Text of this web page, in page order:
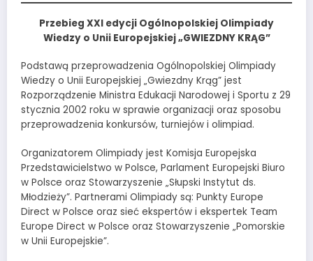
Przebieg XXI edycji Ogólnopolskiej Olimpiady
Wiedzy o Unii Europejskiej „GWIEZDNY KRĄG”
Podstawą przeprowadzenia Ogólnopolskiej Olimpiady
Wiedzy o Unii Europejskiej „Gwiezdny Krąg” jest
Rozporządzenie Ministra Edukacji Narodowej i Sportu z 29
stycznia 2002 roku w sprawie organizacji oraz sposobu
przeprowadzenia konkursów, turniejów i olimpiad.
Organizatorem Olimpiady jest Komisja Europejska
Przedstawicielstwo w Polsce, Parlament Europejski Biuro
w Polsce oraz Stowarzyszenie „Słupski Instytut ds.
Młodzieży”. Partnerami Olimpiady są: Punkty Europe
Direct w Polsce oraz sieć ekspertów i ekspertek Team
Europe Direct w Polsce oraz Stowarzyszenie „Pomorskie
w Unii Europejskie”.